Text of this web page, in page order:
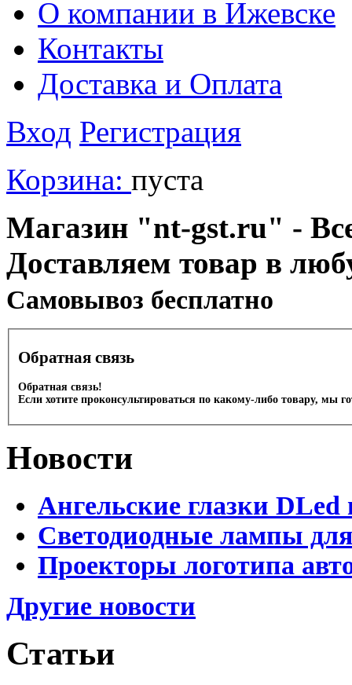
О компании в Ижевске
Контакты
Доставка и Оплата
Вход Регистрация
Корзина: пуста
Магазин "nt-gst.ru" -
Доставляем товар в
Cамовывоз бесплатно
Обратная связь
Обратная связь!
Если хотите проконсультироваться по какому-либо товару, мы
Новости
Ангельские глазки DLed
Светодиодные лампы
Проекторы логотипа
Другие новости
Статьи